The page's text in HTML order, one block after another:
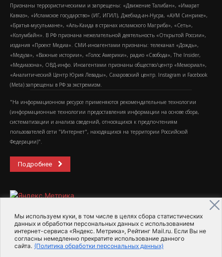
Мы используем куки, в том числе в целях сбора статистических
данных и обработки персональных данных с использованием
интернет-сервиса «Яндекс. Метрика», Рейтинг Mail.ru. Если Вы не
согласны немедленно прекратите использование данного
сайта. (Политика обработки персональных данных)
Признаны террористическими и запрещены: «Движение Талибан», «Имарат
Кавказ», «Исламское государство» (ИГ, ИГИЛ), Джебхад-ан-Нусра, «АУМ Синрике»,
«Братья-мусульмане», «Аль-Каида в странах исламского Магриба», «Сеть»,
«Колумбайн». В РФ признана нежелательной деятельность «Открытой России»,
издания «Проект Медиа». СМИ-иноагентами признаны: телеканал «Дождь»,
«Медуза», «Важные истории», «Голос Америки», радио «Свобода», The Insider,
«Медиазона», ОВД-инфо. Иноагентами признаны общество/центр «Мемориал»,
«Аналитический Центр Юрия Левады», Сахаровский центр. Instagram и Facebook
(Metа) запрещены в РФ за экстремизм.
"На информационном ресурсе применяются рекомендательные технологии
(информационные технологии предоставления информации на основе сбора,
систематизации и анализа сведений, относящихся к предпочтениям
пользователей сети "Интернет", находящихся на территории Российской
Федерации)".
Подробнее
2015-2026- Информационное агентство МедиаПоток